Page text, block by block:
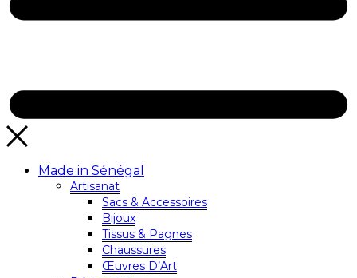
Made in Sénégal
Artisanat
Sacs & Accessoires
Bijoux
Tissus & Pagnes
Chaussures
Œuvres D’Art